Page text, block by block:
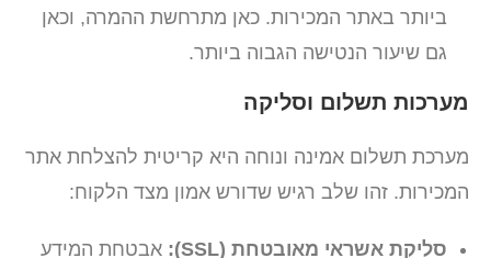
ביותר באתר המכירות. כאן מתרחשת ההמרה, וכאן
גם שיעור הנטישה הגבוה ביותר.
מערכות תשלום וסליקה
מערכת תשלום אמינה ונוחה היא קריטית להצלחת אתר
המכירות. זהו שלב רגיש שדורש אמון מצד הלקוח:
סליקת אשראי מאובטחת (SSL):
אבטחת המידע